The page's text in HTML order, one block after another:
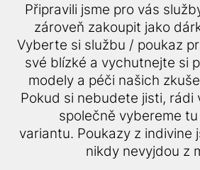
Připravili jsme pro vás
zároveň zakoupit jako
Vyberte si službu / poukaz
své blízké a vychutnejte si
modely a péči našich
Pokud si nebudete jisti, rádi
společně vybereme
variantu. Poukazy z indivine
nikdy nevyjdou z